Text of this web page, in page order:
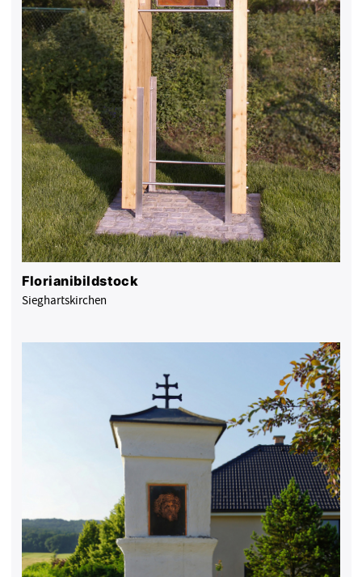
Florianibildstock
Sieghartskirchen